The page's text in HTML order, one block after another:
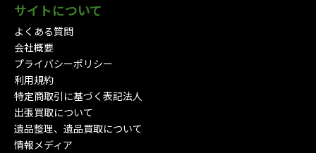
サイトについて
よくある質問
会社概要
プライバシーポリシー
利用規約
特定商取引に基づく表記法人
出張買取について
遺品整理、遺品買取について
情報メディア